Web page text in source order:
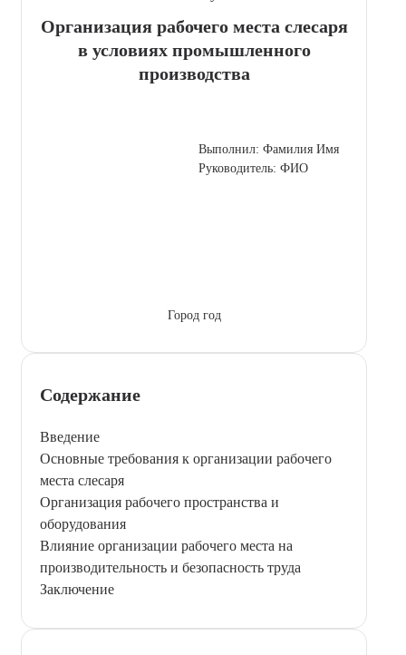
Организация рабочего места слесаря
в условиях промышленного
производства
Выполнил: Фамилия Имя
Руководитель: ФИО
Город год
Содержание
Введение
Основные требования к организации рабочего
места слесаря
Организация рабочего пространства и
оборудования
Влияние организации рабочего места на
производительность и безопасность труда
Заключение